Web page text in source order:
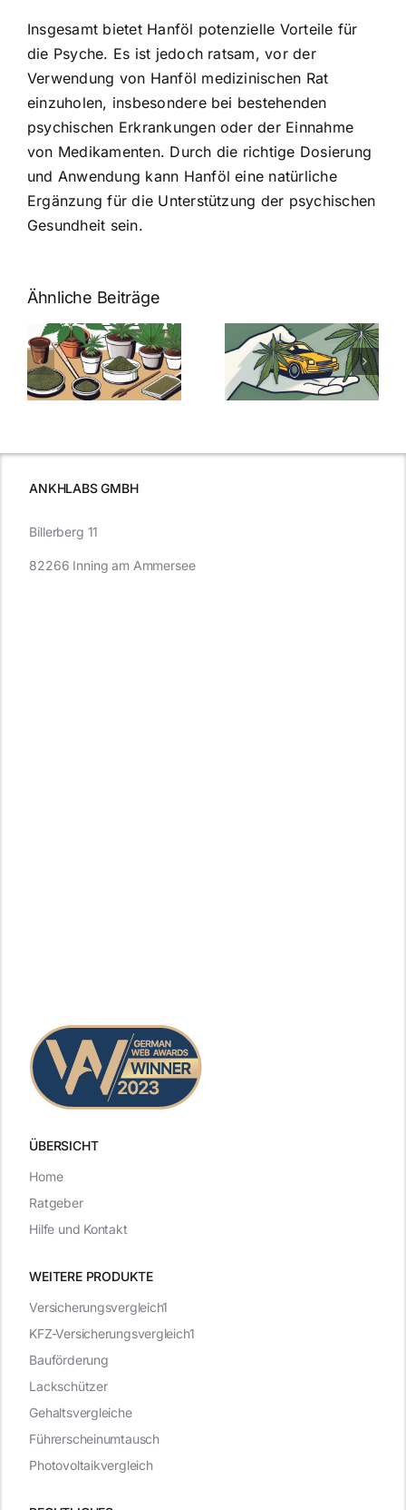
Insgesamt bietet Hanföl potenzielle Vorteile für
die Psyche. Es ist jedoch ratsam, vor der
Verwendung von Hanföl medizinischen Rat
einzuholen, insbesondere bei bestehenden
psychischen Erkrankungen oder der Einnahme
von Medikamenten. Durch die richtige Dosierung
und Anwendung kann Hanföl eine natürliche
Ergänzung für die Unterstützung der psychischen
Gesundheit sein.
Ähnliche Beiträge
Neue THC-
Grenzwert-
Regelung:
Was Sie über
Cannabis und
müssen
Cannabis
Samen
kaufen: Alles
was Sie
ANKHLABS GMBH
ÜBERSICHT
WEITERE PRODUKTE
Billerberg 11
82266 Inning am Ammersee
Versicherungsvergleich1
KFZ-Versicherungsvergleich1
Bauförderung
Lackschützer
Gehaltsvergleiche
Führerscheinumtausch
Photovoltaikvergleich
Home
Ratgeber
Hilfe und Kontakt